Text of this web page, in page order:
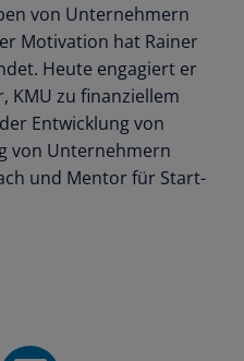
von Unternehmern
Motivation hat Rainer
Heute engagiert er
KMU zu finanziellem
Entwicklung von
von Unternehmern
und Mentor für Start-